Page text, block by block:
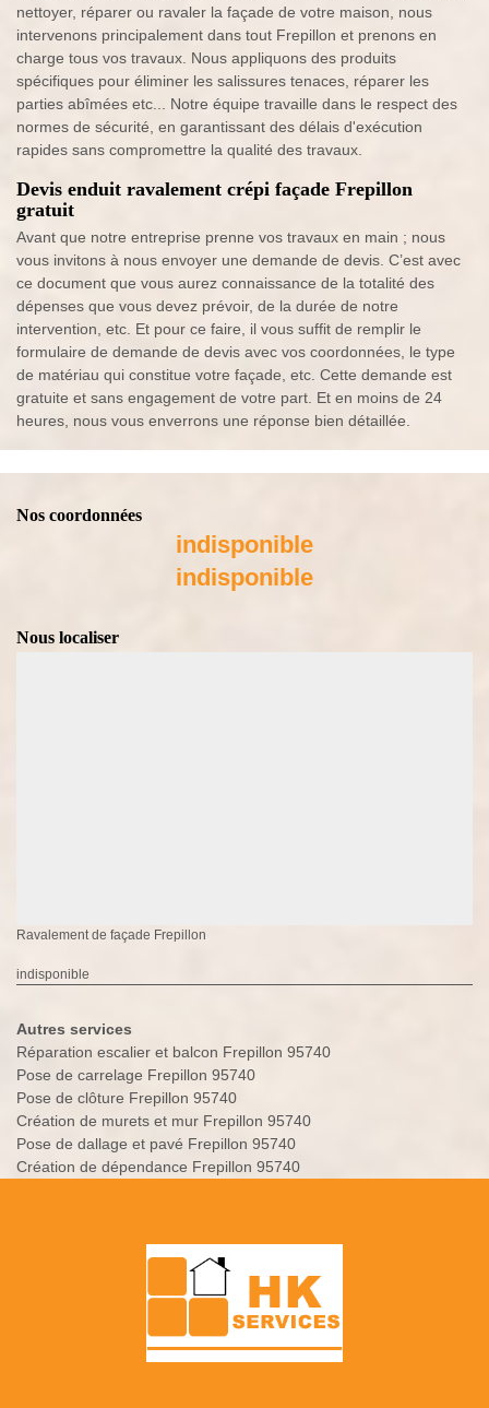
nettoyer, réparer ou ravaler la façade de votre maison, nous
intervenons principalement dans tout Frepillon et prenons en
charge tous vos travaux. Nous appliquons des produits
spécifiques pour éliminer les salissures tenaces, réparer les
parties abîmées etc... Notre équipe travaille dans le respect des
normes de sécurité, en garantissant des délais d'exécution
rapides sans compromettre la qualité des travaux.
Devis enduit ravalement crépi façade Frepillon
gratuit
Avant que notre entreprise prenne vos travaux en main ; nous
vous invitons à nous envoyer une demande de devis. C’est avec
ce document que vous aurez connaissance de la totalité des
dépenses que vous devez prévoir, de la durée de notre
intervention, etc. Et pour ce faire, il vous suffit de remplir le
formulaire de demande de devis avec vos coordonnées, le type
de matériau qui constitue votre façade, etc. Cette demande est
gratuite et sans engagement de votre part. Et en moins de 24
heures, nous vous enverrons une réponse bien détaillée.
Nos coordonnées
indisponible
indisponible
Nous localiser
Ravalement de façade Frepillon
indisponible
Autres services
Réparation escalier et balcon Frepillon 95740
Pose de carrelage Frepillon 95740
Pose de clôture Frepillon 95740
Création de murets et mur Frepillon 95740
Pose de dallage et pavé Frepillon 95740
Création de dépendance Frepillon 95740